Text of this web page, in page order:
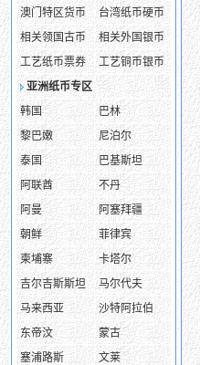
澳门特区货币
台湾纸币硬币
相关领国古币
相关外国银币
工艺纸币票券
工艺铜币银币
亚洲纸币专区
韩国
巴林
黎巴嫩
尼泊尔
泰国
巴基斯坦
阿联酋
不丹
阿曼
阿塞拜疆
朝鲜
菲律宾
柬埔寨
卡塔尔
吉尔吉斯斯坦
马尔代夫
马来西亚
沙特阿拉伯
东帝汶
蒙古
塞浦路斯
文莱